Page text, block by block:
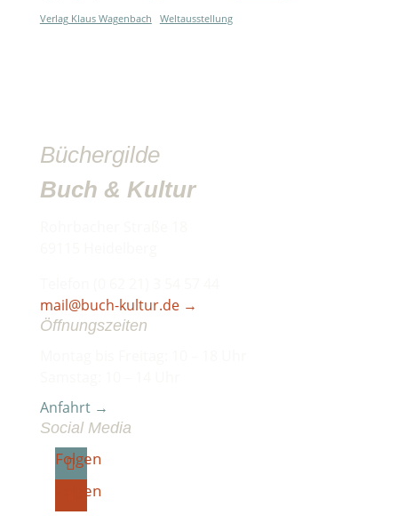
Verlag Klaus Wagenbach Weltausstellung
Büchergilde
Buch & Kultur
mail@buch-kultur.de→
Öffnungszeiten
Anfahrt →
Social Media
Folgen
Folgen